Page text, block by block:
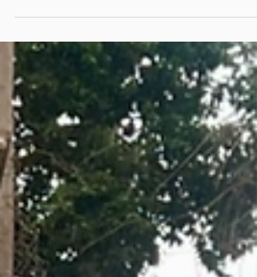
e Segurança em Pneus de Carga”, conduzida
por Marcelo Aleixo, técnico de frotas da
DREBOR e especialista em pneus de carga.
Uma conversa prática, rica em orientações
essenciais para a eficiência, segurança e
durabilidade dos pneus no TRC. 👏 Agrade